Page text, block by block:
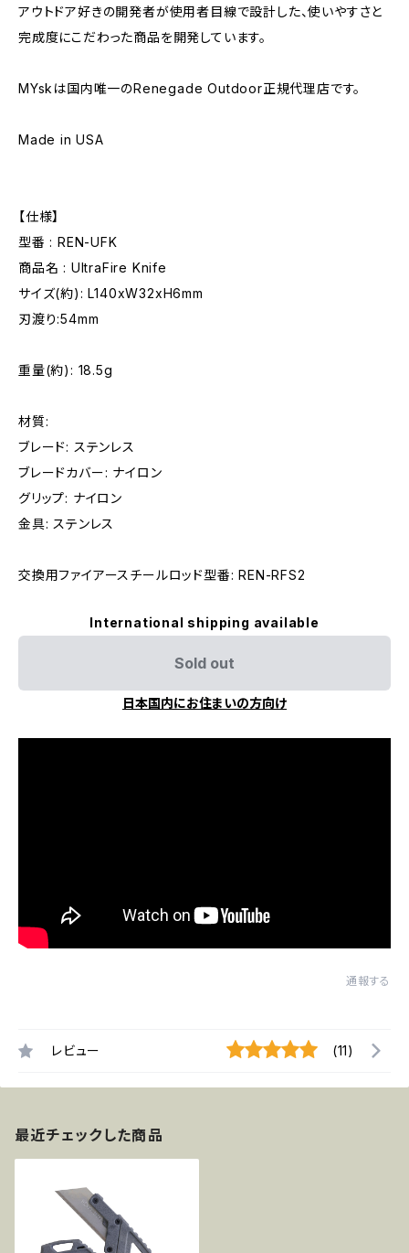
アウトドア好きの開発者が使用者目線で設計した、使いやすさと
完成度にこだわった商品を開発しています。
MYskは国内唯一のRenegade Outdoor正規代理店です。
Made in USA
【仕様】
型番 : REN-UFK
商品名 : UltraFire Knife
サイズ(約): L140xW32xH6mm
刃渡り:54mm
重量(約): 18.5g
材質:
ブレード: ステンレス
ブレードカバー: ナイロン
グリップ: ナイロン
金具: ステンレス
交換用ファイアースチールロッド型番: REN-RFS2
International shipping available
Sold out
日本国内にお住まいの方向け
通報する
レビュー (11)
最近チェックした商品